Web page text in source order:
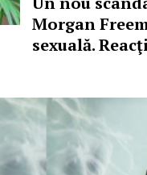
Morgan
sexuală.